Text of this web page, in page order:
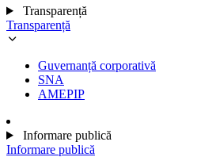
Transparență
Transparență
Guvernanță corporativă
SNA
AMEPIP
Informare publică
Informare publică